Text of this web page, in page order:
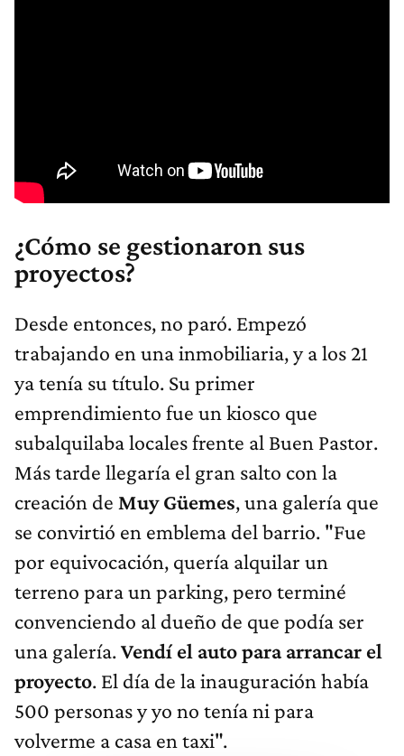
¿Cómo se gestionaron sus
proyectos?
Desde entonces, no paró. Empezó
trabajando en una inmobiliaria, y a los 21
ya tenía su título. Su primer
emprendimiento fue un kiosco que
subalquilaba locales frente al Buen Pastor.
Más tarde llegaría el gran salto con la
creación de Muy Güemes, una galería que
se convirtió en emblema del barrio. "Fue
por equivocación, quería alquilar un
terreno para un parking, pero terminé
convenciendo al dueño de que podía ser
una galería.Vendí el auto para arrancar el
proyecto. El día de la inauguración había
500 personas y yo no tenía ni para
volverme a casa en taxi".